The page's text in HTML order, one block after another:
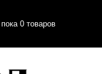
0товаров